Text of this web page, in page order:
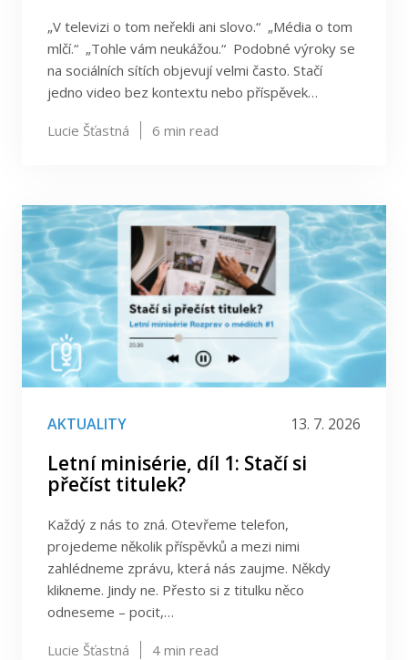
„V televizi o tom neřekli ani slovo.“ „Média o tom
mlčí.“ „Tohle vám neukážou.“ Podobné výroky se
na sociálních sítích objevují velmi často. Stačí
jedno video bez kontextu nebo příspěvek…
Lucie Šťastná 6 min read
AKTUALITY 13. 7. 2026
Letní minisérie, díl 1: Stačí si
přečíst titulek?
Každý z nás to zná. Otevřeme telefon,
projedeme několik příspěvků a mezi nimi
zahlédneme zprávu, která nás zaujme. Někdy
klikneme. Jindy ne. Přesto si z titulku něco
odneseme – pocit,…
Lucie Šťastná 4 min read